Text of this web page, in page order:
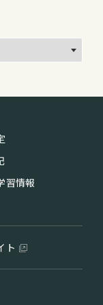
習情報
ト